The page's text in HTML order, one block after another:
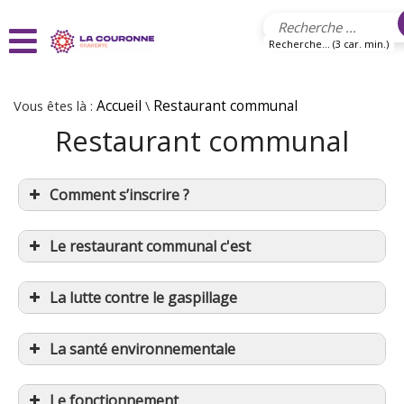
Recherche... (3 car. min.)
Vous êtes là : Accueil \ Restaurant communal
Restaurant communal
Comment s’inscrire ?
avis d’imposition.
Attestation d’assurance extrascolaire.
Projet d’Accueil Individualisé (PAI), si
concerné.
Le restaurant communal c'est
La lutte contre le gaspillage
La santé environnementale